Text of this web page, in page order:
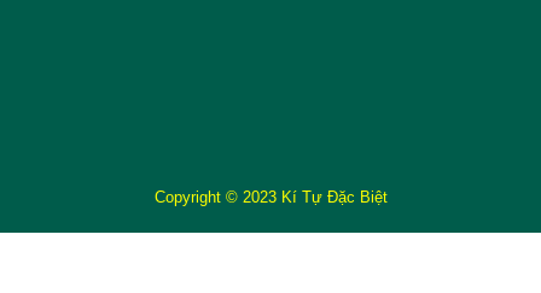
Copyright © 2023 Kí Tự Đặc Biệt